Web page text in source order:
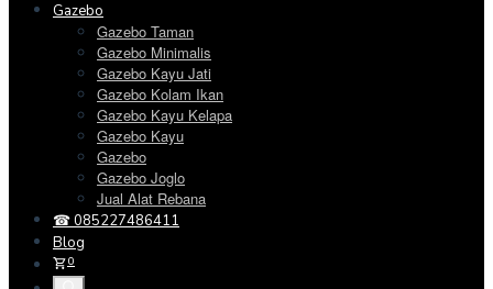
Gazebo
Gazebo Taman
Gazebo Minimalis
Gazebo Kayu Jati
Gazebo Kolam Ikan
Gazebo Kayu Kelapa
Gazebo Kayu
Gazebo
Gazebo Joglo
Jual Alat Rebana
☎ 085227486411
Blog
0